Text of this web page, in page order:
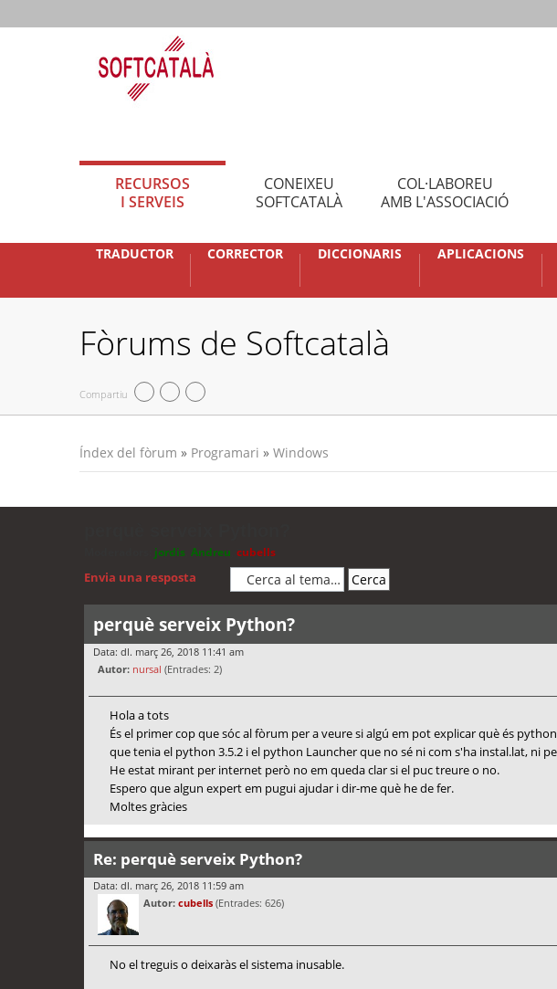
RECURSOS
I SERVEIS
CONEIXEU
SOFTCATALÀ
COL·LABOREU
AMB L'ASSOCIACIÓ
TRADUCTOR CORRECTOR DICCIONARIS APLICACIONS
Fòrums de Softcatalà
Compartiu
Índex del fòrum » Programari » Windows
jordis Andreu cubells
Envia una resposta
perquè serveix Python?
Data: dl. març 26, 2018 11:41 am
Autor: nursal (Entrades: 2)
Hola a tots
És el primer cop que sóc al fòrum per a veure si algú em pot explicar què és
que tenia el python 3.5.2 i el python Launcher que no sé ni com s'ha instal.lat, ni
He estat mirant per internet però no em queda clar si el puc treure o no.
Espero que algun expert em pugui ajudar i dir-me què he de fer.
Moltes gràcies
Re: perquè serveix Python?
Data: dl. març 26, 2018 11:59 am
Autor: cubells (Entrades: 626)
No el treguis o deixaràs el sistema inusable.